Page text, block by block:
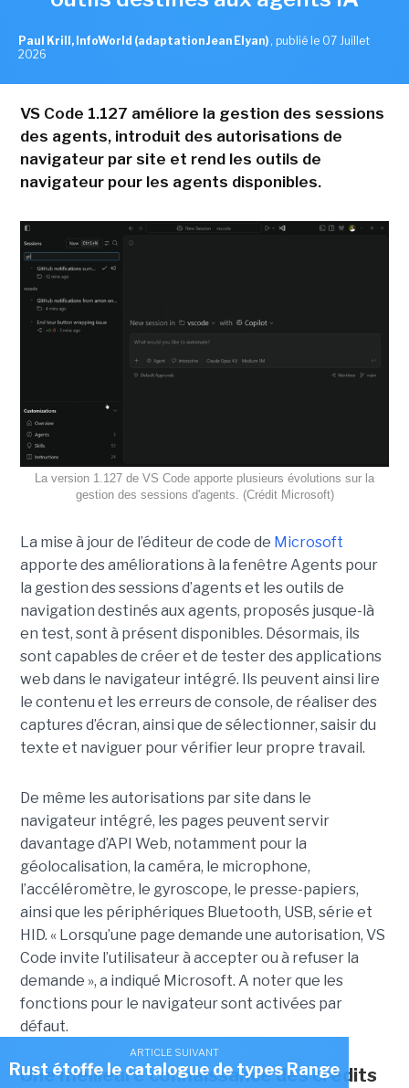
Paul Krill, InfoWorld (adaptation Jean Elyan) , publié le 07 Juillet
2026
VS Code 1.127 améliore la gestion des sessions
des agents, introduit des autorisations de
navigateur par site et rend les outils de
navigateur pour les agents disponibles.
La version 1.127 de VS Code apporte plusieurs évolutions sur la
gestion des sessions d'agents. (Crédit Microsoft)
La mise à jour de l’éditeur de code de Microsoft
apporte des améliorations à la fenêtre Agents pour
la gestion des sessions d’agents et les outils de
navigation destinés aux agents, proposés jusque-là
en test, sont à présent disponibles. Désormais, ils
sont capables de créer et de tester des applications
web dans le navigateur intégré. Ils peuvent ainsi lire
le contenu et les erreurs de console, de réaliser des
captures d’écran, ainsi que de sélectionner, saisir du
texte et naviguer pour vérifier leur propre travail.
De même les autorisations par site dans le
navigateur intégré, les pages peuvent servir
davantage d’API Web, notamment pour la
géolocalisation, la caméra, le microphone,
l’accéléromètre, le gyroscope, le presse-papiers,
ainsi que les périphériques Bluetooth, USB, série et
HID. « Lorsqu’une page demande une autorisation, VS
Code invite l’utilisateur à accepter ou à refuser la
demande », a indiqué Microsoft. A noter que les
fonctions pour le navigateur sont activées par
défaut.
Une meilleure connaissance des crédits
ARTICLE SUIVANT
Rust étoffe le catalogue de types Range